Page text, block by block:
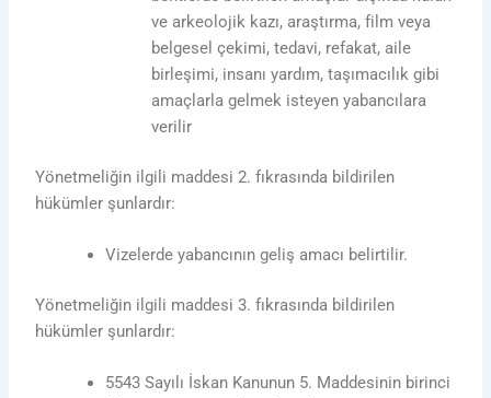
ve arkeolojik kazı, araştırma, film veya
belgesel çekimi, tedavi, refakat, aile
birleşimi, insanı yardım, taşımacılık gibi
amaçlarla gelmek isteyen yabancılara
verilir
Yönetmeliğin ilgili maddesi 2. fıkrasında bildirilen
hükümler şunlardır:
Vizelerde yabancının geliş amacı belirtilir.
Yönetmeliğin ilgili maddesi 3. fıkrasında bildirilen
hükümler şunlardır:
5543 Sayılı İskan Kanunun 5. Maddesinin birinci